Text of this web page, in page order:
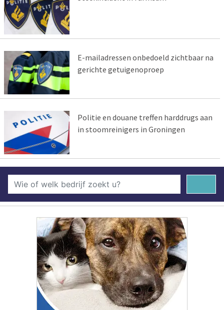
E-mailadressen onbedoeld zichtbaar na
gerichte getuigenoproep
Politie en douane treffen harddrugs aan
in stoomreinigers in Groningen